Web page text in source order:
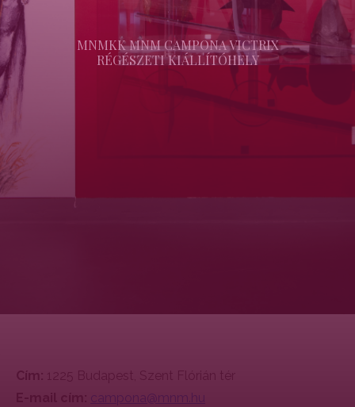
MNMKK MNM CAMPONA VICTRIX
RÉGÉSZETI KIÁLLÍTÓHELY
campona@mnm.hu